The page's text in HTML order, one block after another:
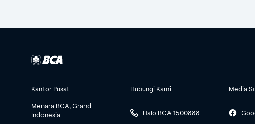
Kantor Pusat
Menara BCA, Grand
Indonesia
Hubungi Kami
Halo BCA 1500888
Media